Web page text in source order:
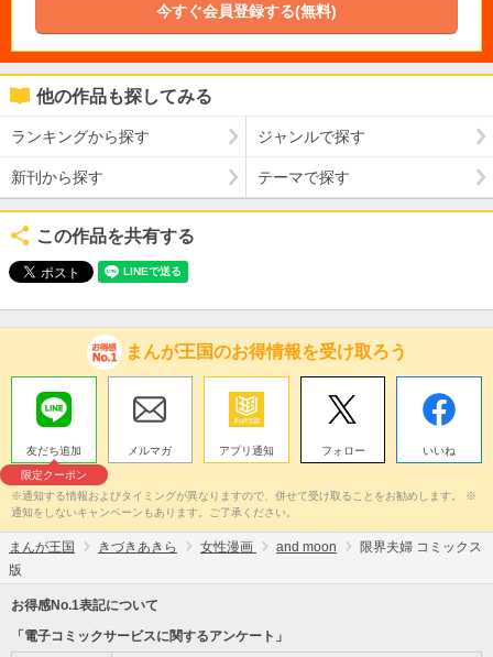
今すぐ会員登録する(無料)
他の作品も探してみる
ランキングから探す ジャンルで探す
新刊から探す テーマで探す
この作品を共有する
まんが王国のお得情報を受け取ろう
友だち追加
限定クーポン
メルマガ アプリ通知 フォロー いいね
※通知する情報およびタイミングが異なりますので、併せて受け取ることをお勧めします。 ※
通知をしないキャンペーンもあります。ご了承ください。
まんが王国 きづきあきら 女性漫画 and moon
限界夫婦 コミックス
版
お得感No.1表記について
「電子コミックサービスに関するアンケート」